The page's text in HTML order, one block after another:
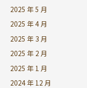
2025 年 5 月
2025 年 4 月
2025 年 3 月
2025 年 2 月
2025 年 1 月
2024 年 12 月